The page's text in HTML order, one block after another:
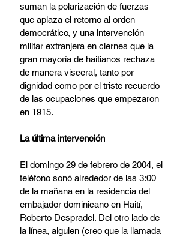
suman la polarización de fuerzas
que aplaza el retorno al orden
democrático, y una intervención
militar extranjera en ciernes que la
gran mayoría de haitianos rechaza
de manera visceral, tanto por
dignidad como por el triste recuerdo
de las ocupaciones que empezaron
en 1915.
La última intervención
El domingo 29 de febrero de 2004, el
teléfono sonó alrededor de las 3:00
de la mañana en la residencia del
embajador dominicano en Haití,
Roberto Despradel. Del otro lado de
la línea, alguien (creo que la llamada